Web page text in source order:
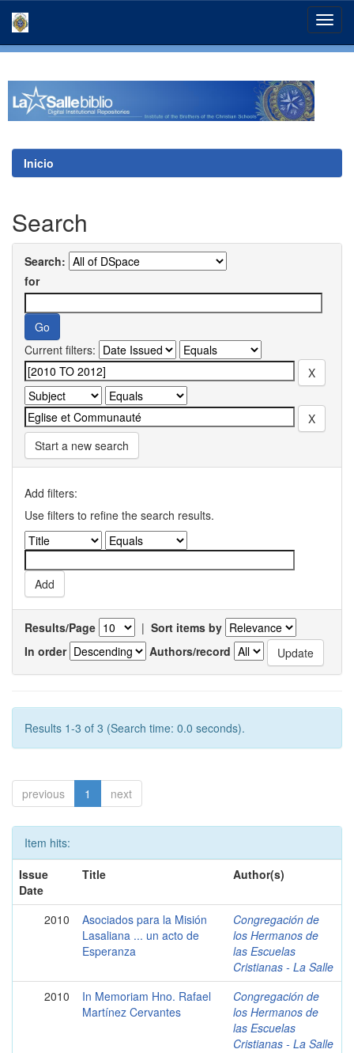
Inicio
Search
Search:
for
Current filters:
Start a new search
Add filters:
Use filters to refine the search results.
Results/Page | Sort items by
In order
Authors/record
Results 1-3 of 3 (Search time: 0.0 seconds).
previous 1 next
Item hits:
Issue
Date
Title Author(s)
2010
Asociados para la Misión
Lasaliana ... un acto de
Esperanza
Congregación de
los Hermanos de
las Escuelas
Cristianas - La Salle
2010
In Memoriam Hno. Rafael
Martínez Cervantes
Congregación de
los Hermanos de
las Escuelas
Cristianas - La Salle